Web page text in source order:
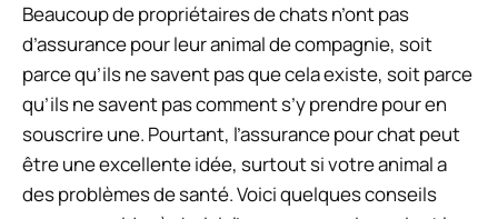
Beaucoup de propriétaires de chats n’ont pas
d’assurance pour leur animal de compagnie, soit
parce qu’ils ne savent pas que cela existe, soit parce
qu’ils ne savent pas comment s’y prendre pour en
souscrire une. Pourtant, l’assurance pour chat peut
être une excellente idée, surtout si votre animal a
des problèmes de santé. Voici quelques conseils